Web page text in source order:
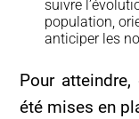
suivre
population,
anticiper les
Pour
été mises en